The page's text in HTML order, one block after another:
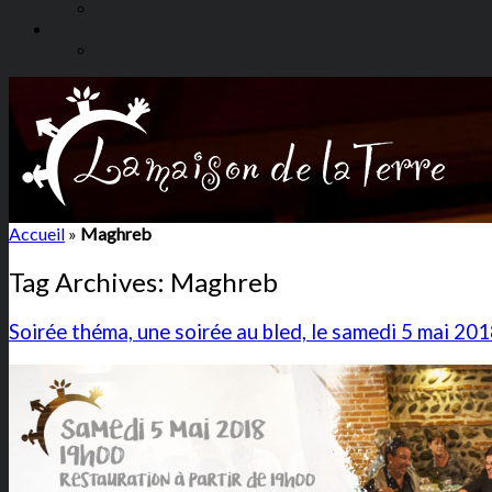
Accueil » Maghreb
Tag Archives: Maghreb
Soirée théma, une soirée au bled, le samedi 5 mai